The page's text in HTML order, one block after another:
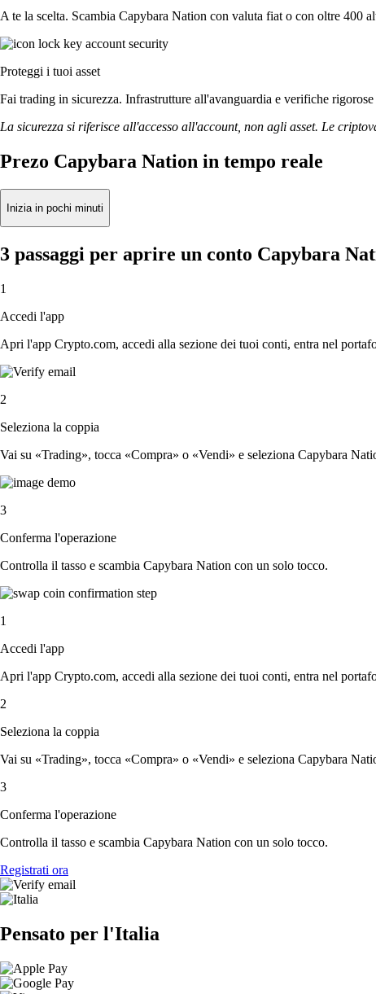
A te la scelta. Scambia Capybara Nation con valuta fiat o con oltre 400
Proteggi i tuoi asset
Fai trading in sicurezza. Infrastrutture all'avanguardia e verifiche
La sicurezza si riferisce all'accesso all'account, non agli asset. Le
Prezo Capybara Nation in tempo reale
Inizia in pochi minuti
3 passaggi per aprire un conto Capybara
1
Accedi l'app
Apri l'app Crypto.com, accedi alla sezione dei tuoi conti, entra nel
2
Seleziona la coppia
Vai su «Trading», tocca «Compra» o «Vendi» e seleziona Capybara
3
Conferma l'operazione
Controlla il tasso e scambia Capybara Nation con un solo tocco.
1
Accedi l'app
Apri l'app Crypto.com, accedi alla sezione dei tuoi conti, entra nel
2
Seleziona la coppia
Vai su «Trading», tocca «Compra» o «Vendi» e seleziona Capybara
3
Conferma l'operazione
Controlla il tasso e scambia Capybara Nation con un solo tocco.
Registrati ora
Pensato per l'Italia